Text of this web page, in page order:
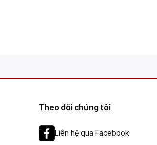
Theo dõi chúng tôi
Liên hệ qua Facebook